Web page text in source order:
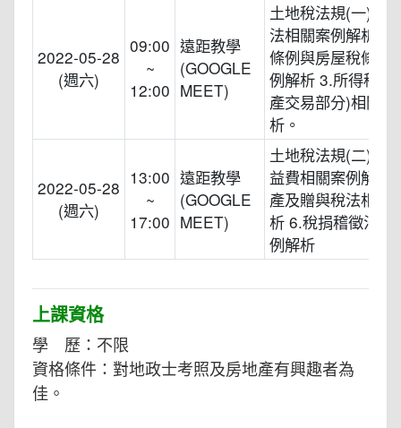
2022-05-28
(週六)
09:00
~
12:00
遠距教學
(GOOGLE
MEET)
土地稅法規(一) 1.
法相關案例解析 2.
條例與房屋稅條例
例解析 3.所得稅法
產交易部分)相關案
析。
2022-05-28
(週六)
13:00
~
17:00
遠距教學
(GOOGLE
MEET)
土地稅法規(二) 4.
益費相關案例解析
產及贈與稅法相關
析 6.稅捐稽徵法相
例解析
上課資格
學 歷：不限
資格條件：對地政士考照及房地產有興趣者為
佳。